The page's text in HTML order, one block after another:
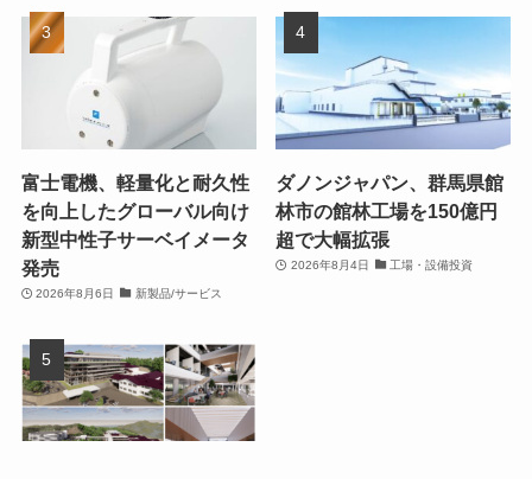
富士電機、軽量化と耐久性
を向上したグローバル向け
新型中性子サーベイメータ
発売
2026年8月6日 新製品/サービス
ダノンジャパン、群馬県館
林市の館林工場を150億円
超で大幅拡張
2026年8月4日 工場・設備投資